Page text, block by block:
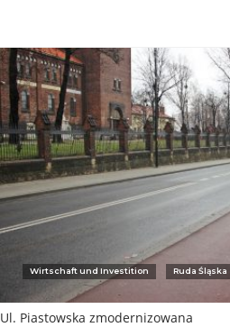
Wirtschaft und Investition Ruda Śląska
Ul. Piastowska zmodernizowana